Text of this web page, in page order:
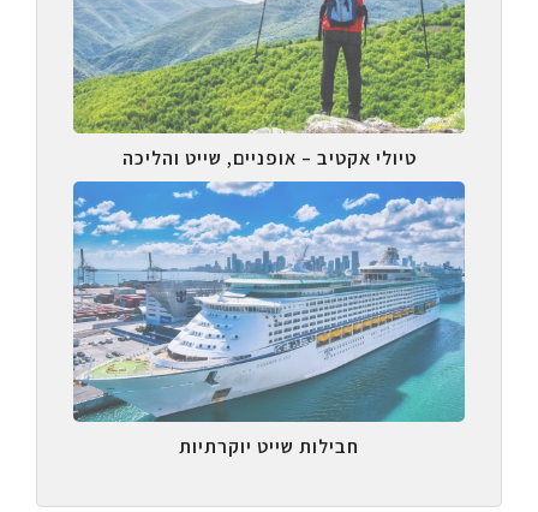
טיולי אקטיב – אופניים, שייט והליכה
חבילות שייט יוקרתיות